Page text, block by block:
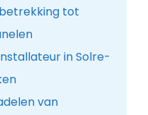
tot
in Solre-
van